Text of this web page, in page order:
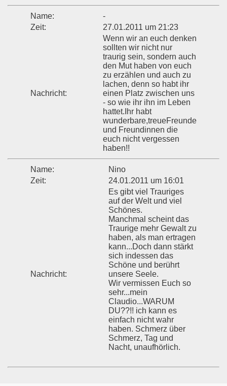
Name:
-
Zeit:
27.01.2011 um 21:23
Nachricht:
Wenn wir an euch denken
sollten wir nicht nur
traurig sein, sondern auch
den Mut haben von euch
zu erzählen und auch zu
lachen, denn so habt ihr
einen Platz zwischen uns
- so wie ihr ihn im Leben
hattet.Ihr habt
wunderbare,treueFreunde
und Freundinnen die
euch nicht vergessen
haben!!
Name:
Nino
Zeit:
24.01.2011 um 16:01
Nachricht:
Es gibt viel Trauriges
auf der Welt und viel
Schönes.
Manchmal scheint das
Traurige mehr Gewalt zu
haben, als man ertragen
kann...Doch dann stärkt
sich indessen das
Schöne und berührt
unsere Seele.
Wir vermissen Euch so
sehr...mein
Claudio...WARUM
DU??!! ich kann es
einfach nicht wahr
haben. Schmerz über
Schmerz, Tag und
Nacht, unaufhörlich.